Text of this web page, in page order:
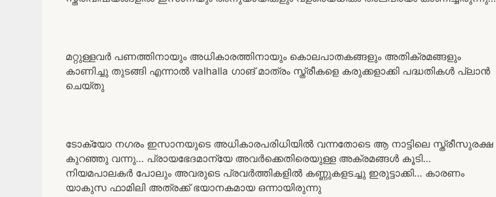
മറ്റുള്ളവർ പണത്തിനായും അധികാരത്തിനായും കൊലപാതകങ്ങളും അതിക്രമങ്ങളും
കാണിച്ചു തുടങ്ങി എന്നാൽ valhalla ഗാങ് മാത്രം സ്ത്രീകളെ കരുക്കളാക്കി പദ്ധതികൾ പ്ലാൻ
ചെയ്തു
ടോക്യോ നഗരം ഇസാനയുടെ അധികാരപരിധിയിൽ വന്നതോടെ ആ നാട്ടിലെ സ്ത്രീസുരക്ഷ
കുറഞ്ഞു വന്നു… പ്രായഭേദമാന്യേ അവർക്കെതിരെയുള്ള അക്രമങ്ങൾ കൂടി…
നിയമപാലകർ പോലും അവരുടെ പ്രവർത്തികളിൽ കണ്ണുകളടച്ചു ഇരുട്ടാക്കി… കാരണം
യാകുസ ഫാമിലി അത്രക്ക് ഭയാനകമായ ഒന്നായിരുന്നു